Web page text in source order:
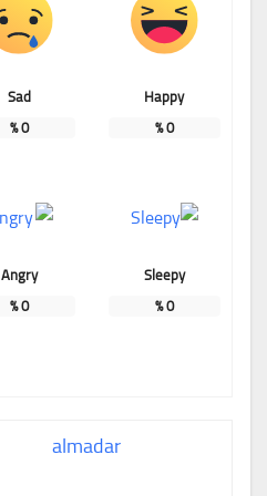
Happy
0
%
Sad
0
%
Sleepy
0
%
Angry
0
%
almadar